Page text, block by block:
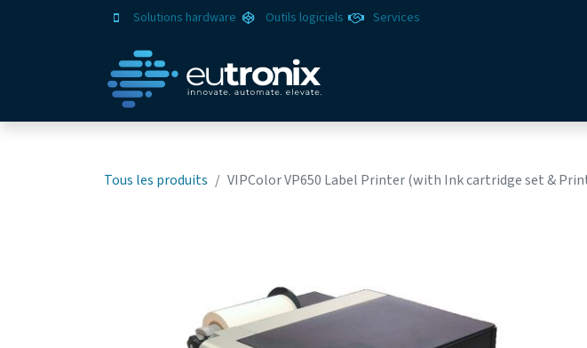
Solutions hardware Outils logiciels Services
Tous les produits VIPColor VP650 Label Printer (with Ink cartridge set &